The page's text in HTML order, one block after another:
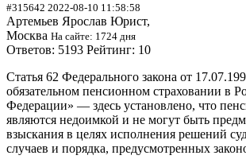
#315642 2022-08-10 11:58:58
Артемьев Ярослав Юрист,
Москва На сайте: 1724 дня
Ответов: 5193 Рейтинг: 10
Статья 62 Федерального закона от
обязательном пенсионном страховании в
Федерации» — здесь установлено, что
являются недоимкой и не могут быть
взыскания в целях исполнения решений
случаев и порядка, предусмотренных